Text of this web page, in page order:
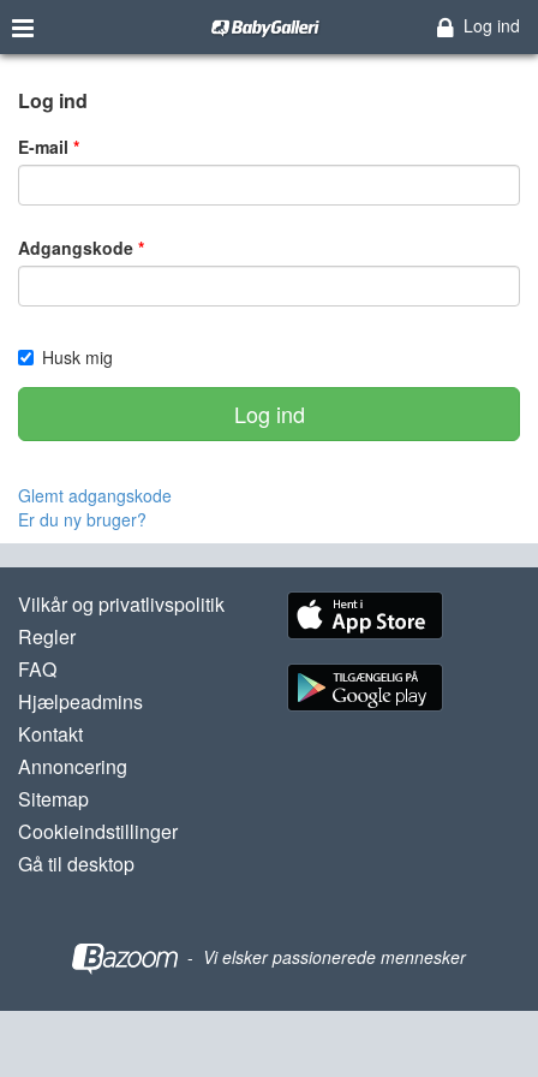
Log ind
Log ind
E-mail
Adgangskode
Husk mig
Log ind
Glemt adgangskode
Er du ny bruger?
Vilkår og privatlivspolitik
Regler
FAQ
Hjælpeadmins
Kontakt
Annoncering
Sitemap
Cookieindstillinger
Gå til desktop
- Vi elsker passionerede mennesker